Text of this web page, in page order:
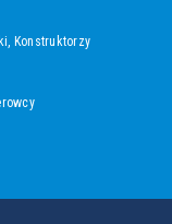
, Konstruktorzy